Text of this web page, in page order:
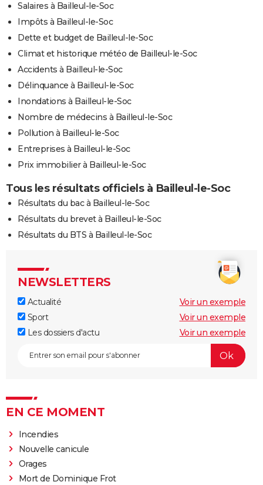
Salaires à Bailleul-le-Soc
Impôts à Bailleul-le-Soc
Dette et budget de Bailleul-le-Soc
Climat et historique météo de Bailleul-le-Soc
Accidents à Bailleul-le-Soc
Délinquance à Bailleul-le-Soc
Inondations à Bailleul-le-Soc
Nombre de médecins à Bailleul-le-Soc
Pollution à Bailleul-le-Soc
Entreprises à Bailleul-le-Soc
Prix immobilier à Bailleul-le-Soc
Tous les résultats officiels à Bailleul-le-Soc
Résultats du bac à Bailleul-le-Soc
Résultats du brevet à Bailleul-le-Soc
Résultats du BTS à Bailleul-le-Soc
NEWSLETTERS
Actualité
Voir un exemple
Sport
Voir un exemple
Les dossiers d'actu
Voir un exemple
EN CE MOMENT
Incendies
Nouvelle canicule
Orages
Mort de Dominique Frot